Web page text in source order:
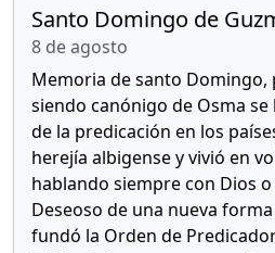
Santo Domingo de
8 de agosto
Memoria de santo
siendo canónigo de Osma
de la predicación en los
herejía albigense y vivió en
hablando siempre con Dios
Deseoso de una nueva
fundó la Orden de